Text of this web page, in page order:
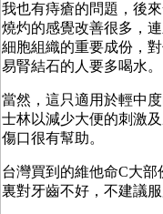
我也有痔瘡的問題，後
燒灼的感覺改善很多，
細胞組織的重要成份，
易腎結石的人要多喝水。
當然，這只適用於輕中
士林以減少大便的刺激
傷口很有幫助。
台灣買到的維他命C大
裏對牙齒不好，不建議服